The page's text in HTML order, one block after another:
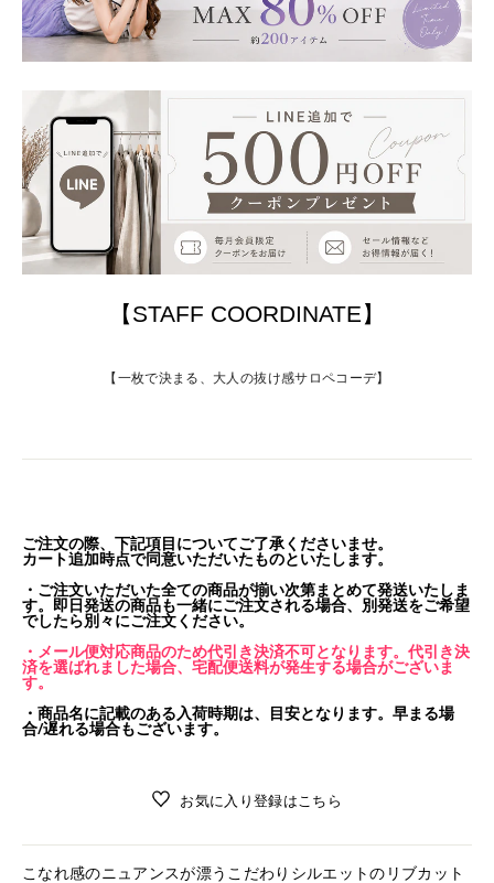
【STAFF COORDINATE】
【一枚で決まる、大人の抜け感サロペコーデ】
ご注文の際、下記項目についてご了承くださいませ。
カート追加時点で同意いただいたものといたします。
・ご注文いただいた全ての商品が揃い次第まとめて発送いたしま
す。即日発送の商品も一緒にご注文される場合、別発送をご希望
でしたら別々にご注文ください。
・メール便対応商品のため代引き決済不可となります。代引き決
済を選ばれました場合、宅配便送料が発生する場合がございま
す。
・商品名に記載のある入荷時期は、目安となります。早まる場
合/遅れる場合もございます。
お気に入り登録はこちら
こなれ感のニュアンスが漂うこだわりシルエットのリブカット